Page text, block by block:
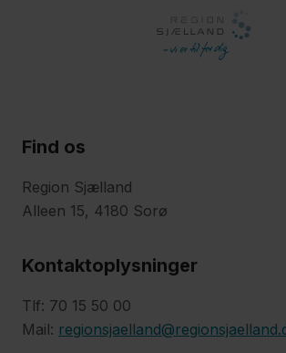
Find os
Region Sjælland
Alleen 15, 4180 Sorø
Kontaktoplysninger
Tlf: 70 15 50 00
Mail: